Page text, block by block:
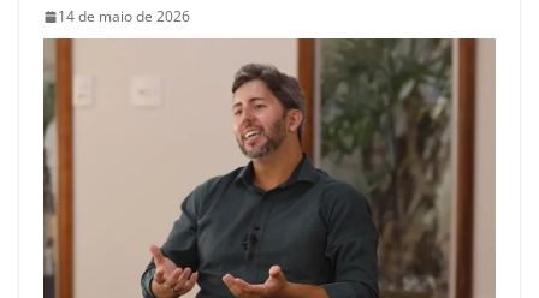
14 de maio de 2026